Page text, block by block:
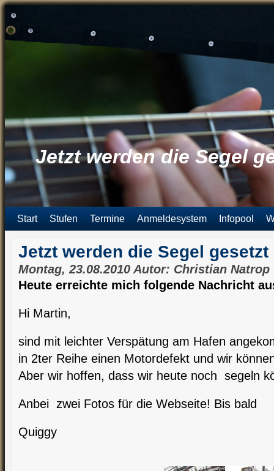
Jetzt werden die Segel
Start Stufen Termine Anmeldesystem Infopool
Jetzt werden die Segel gesetzt
Montag, 23.08.2010 Autor: Christian Natrop
Heute erreichte mich folgende Nachricht
Hi Martin,
sind mit leichter Verspätung am Hafen
in 2ter Reihe einen Motordefekt und wir
Aber wir hoffen, dass wir heute noch segeln
Anbei zwei Fotos für die Webseite! Bis bald
Quiggy